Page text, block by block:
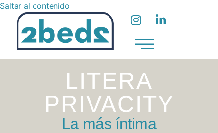
Saltar al contenido
LITERA
PRIVACITY
La más íntima